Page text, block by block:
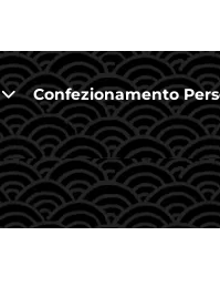
Confezionamento